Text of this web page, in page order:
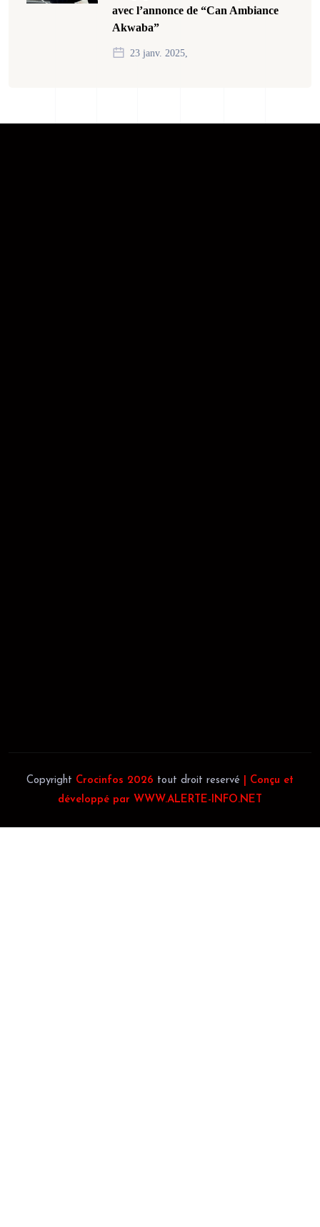
avec l’annonce de “Can Ambiance
Akwaba”
23 janv. 2025,
Copyright Crocinfos 2026 tout droit reservé
| Conçu et
développé par WWW.ALERTE-INFO.NET